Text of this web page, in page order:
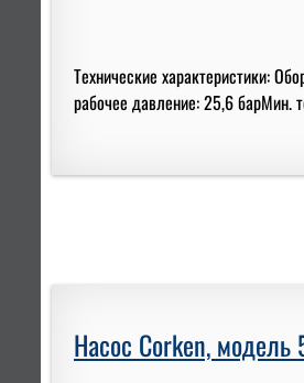
Технические характеристики:
рабочее давление: 25,6 барМин.
Насос Corken, модель